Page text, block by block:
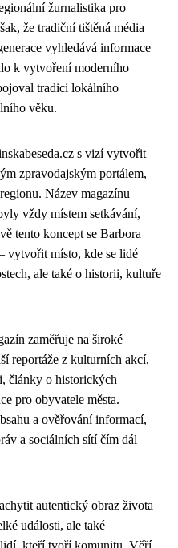
žurnalistika pro
že tradiční tištěná média
vyhledává informace
k vytvoření moderního
tradici lokálního
věku.
s vizí vytvořit
zpravodajským portálem,
Název magazínu
vždy místem setkávání,
tento koncept se Barbora
vytvořit místo, kde se lidé
ale také o historii, kultuře
zaměřuje na široké
reportáže z kulturních akcí,
články o historických
pro obyvatele města.
a ověřování informací,
a sociálních sítí čím dál
autentický obraz života
události, ale také
kteří tvoří komunitu. Věří,